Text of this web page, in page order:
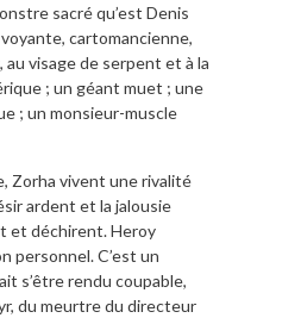
sacré qu’est Denis
cartomancienne,
au visage de serpent et à la
; un géant muet ; une
; un monsieur-muscle
Zorha vivent une rivalité
ardent et la jalousie
et déchirent. Heroy
personnel. C’est un
s’être rendu coupable,
du meurtre du directeur